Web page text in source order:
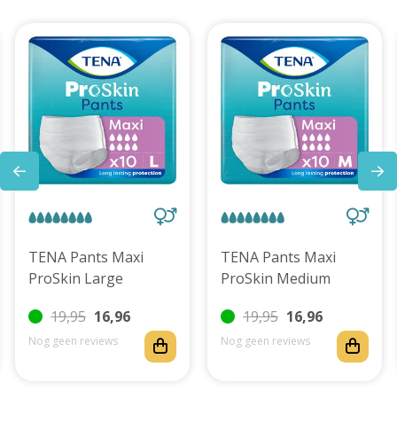
TENA Pants Maxi
ProSkin Large
19,95 16,96
Nog geen reviews
TENA Pants Maxi
ProSkin Medium
19,95 16,96
Nog geen reviews